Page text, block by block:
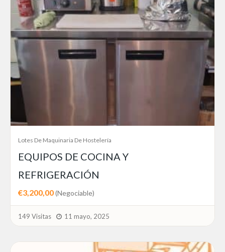
Lotes De Maquinaria De Hostelería
EQUIPOS DE COCINA Y
REFRIGERACIÓN
€3,200,00(Negociable)
149 Visitas 11 mayo, 2025